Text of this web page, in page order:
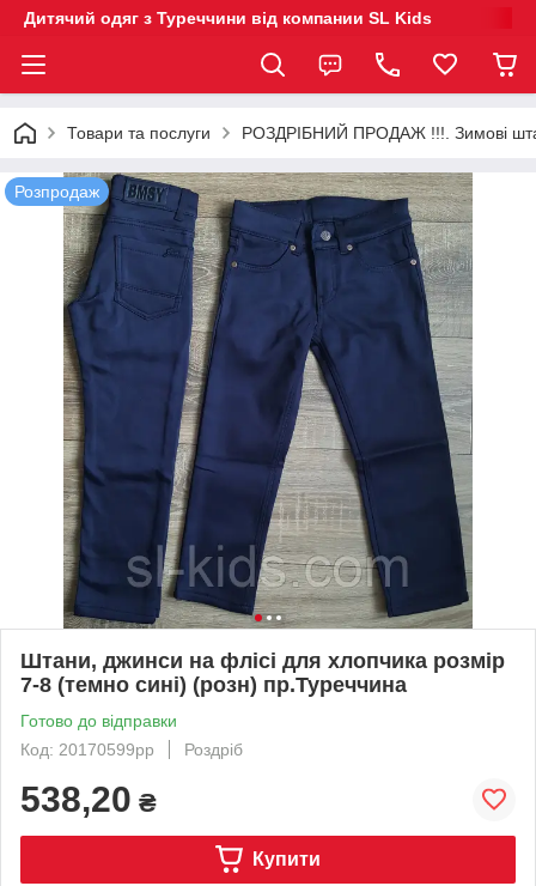
Дитячий одяг з Туреччини від компании SL Kids
Товари та послуги РОЗДРІБНИЙ ПРОДАЖ !!!. Зимові
Розпродаж
Штани, джинси на флісі для хлопчика розмір
7-8 (темно сині) (розн) пр.Туреччина
Готово до відправки
Код: 20170599рр
Роздріб
538,20 ₴
Купити